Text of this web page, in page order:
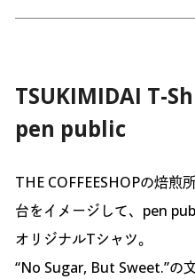
TSUKIMIDAI T-
pen public
THE COFFEESHOPの焙煎
台をイメージして、pen
オリジナルTシャツ。
“No Sugar, But Sweet.”の